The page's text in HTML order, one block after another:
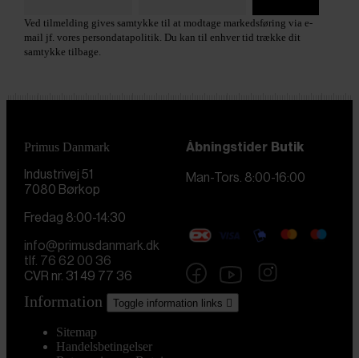
Ved tilmelding gives samtykke til at modtage markedsføring via e-
mail jf. vores persondatapolitik. Du kan til enhver tid trække dit
samtykke tilbage.
Primus Danmark
Industrivej 51
7080 Børkop
Åbningstider Butik
Man-Tors. 8:00-16:00
Fredag 8:00-14:30
info@primusdanmark.dk
tlf. 76 62 00 36
CVR nr. 31 49 77 36
Information Toggle information links 
Sitemap
Handelsbetingelser